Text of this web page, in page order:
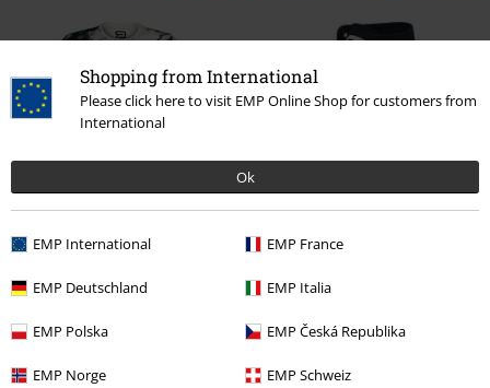
Shopping from International
Please click here to visit EMP Online Shop for customers from
International
Ok
EMP International EMP France
EMP Deutschland EMP Italia
EMP Polska EMP Česká Republika
EMP Norge EMP Schweiz
SLEVA 61%
OdKč 348,00
0 Hodnocení